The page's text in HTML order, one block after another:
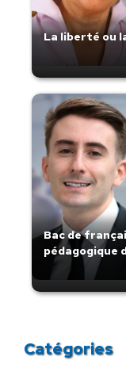
La liberté ou
Bac de
pédagogique
Catégories